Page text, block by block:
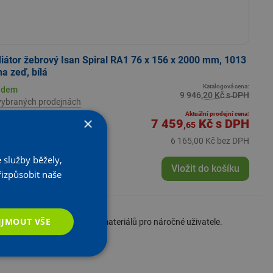
žebrový Isan Spiral RA1 76 x 156 x 2000 mm, 1013
zeď, bílá
prodejnách
Katalogová cena:
9 946,20 Kč s DPH
Aktuální prodejní cena:
7 459,65 Kč s DPH
6 165,00 Kč bez DPH
KS Vložit do košíku
moderních tvarů, barev a materiálů pro náročné uživatele.
×
běžely,
naše
VŠE